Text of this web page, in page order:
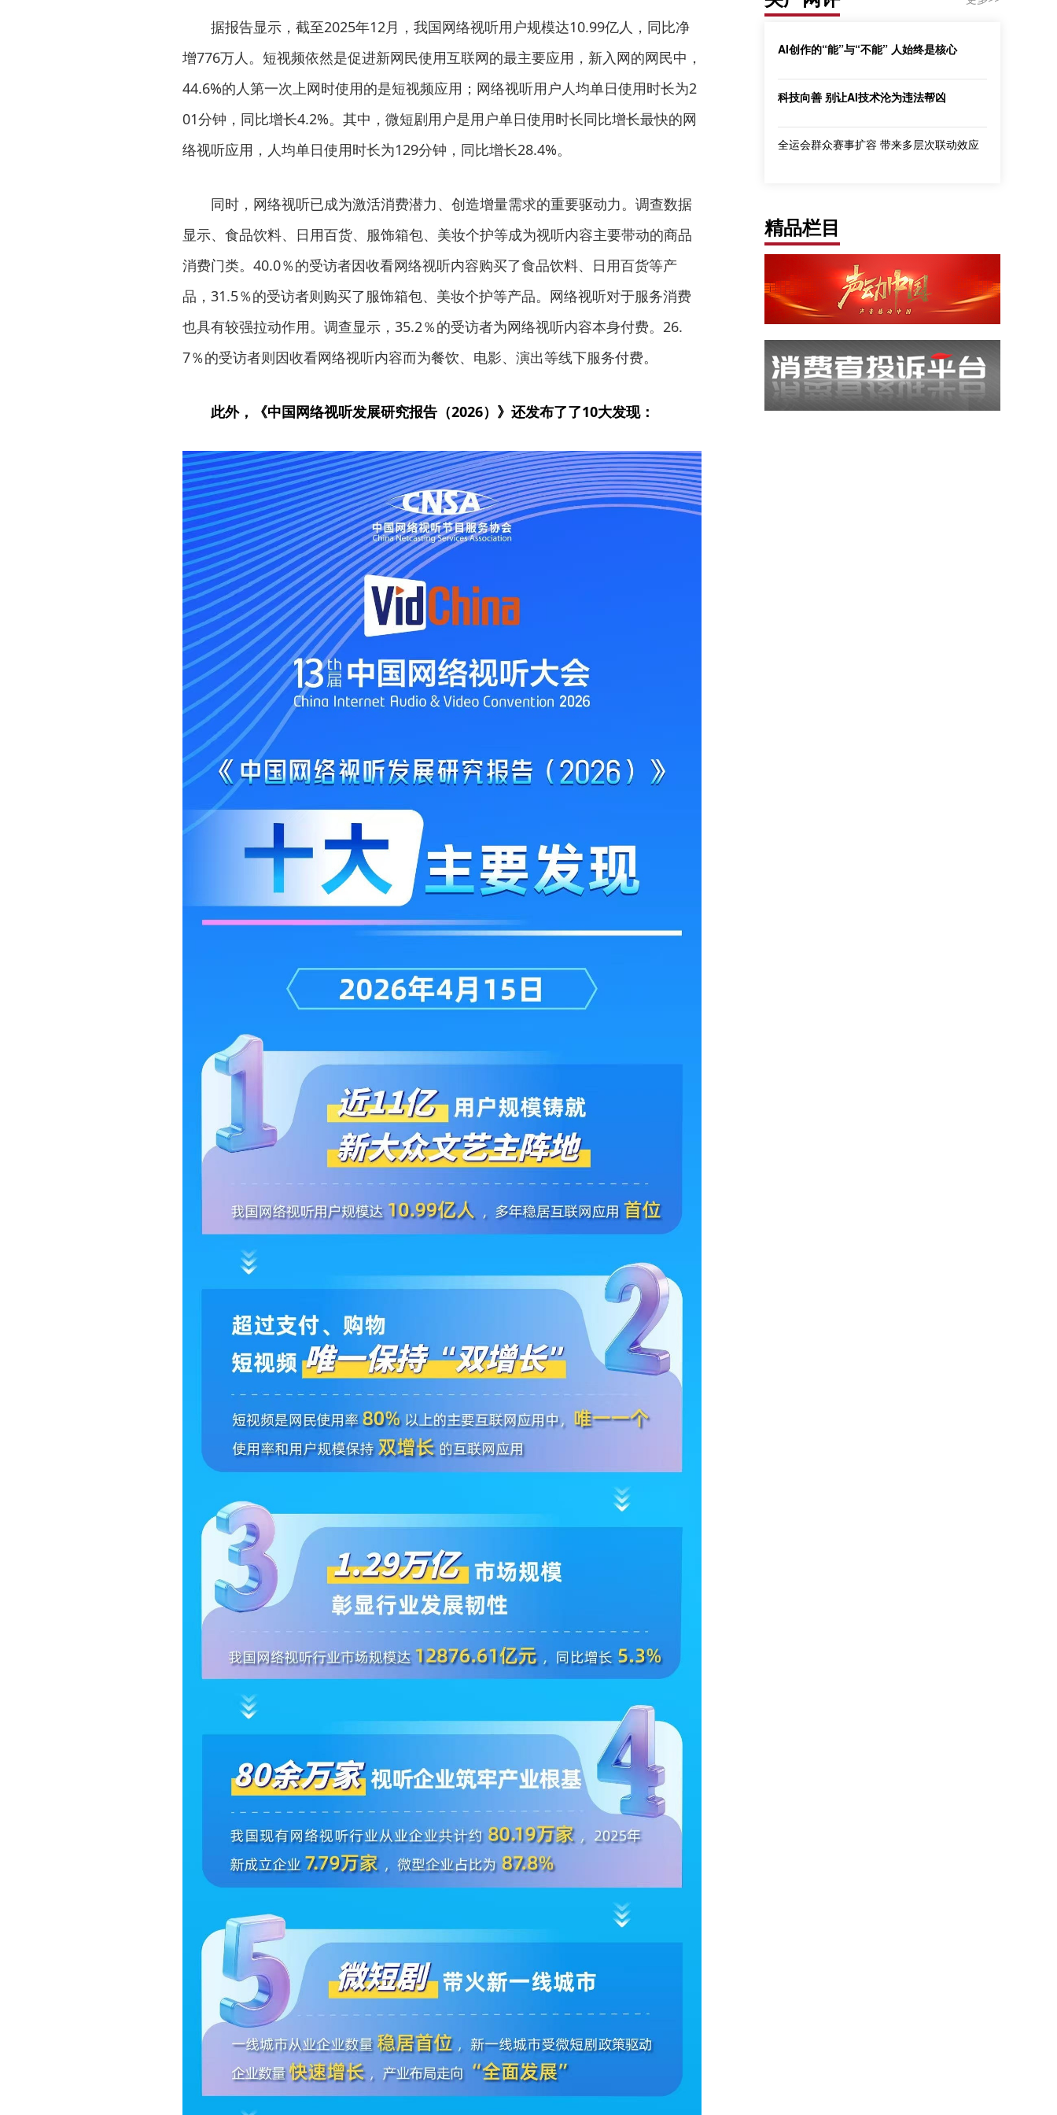
据报告显示，截至2025年12月，我国网络视听用户规模达10.99亿人，同比净
增776万人。短视频依然是促进新网民使用互联网的最主要应用，新入网的网民中，
44.6%的人第一次上网时使用的是短视频应用；网络视听用户人均单日使用时长为2
01分钟，同比增长4.2%。其中，微短剧用户是用户单日使用时长同比增长最快的网
络视听应用，人均单日使用时长为129分钟，同比增长28.4%。
同时，网络视听已成为激活消费潜力、创造增量需求的重要驱动力。调查数据
显示、食品饮料、日用百货、服饰箱包、美妆个护等成为视听内容主要带动的商品
消费门类。40.0％的受访者因收看网络视听内容购买了食品饮料、日用百货等产
品，31.5％的受访者则购买了服饰箱包、美妆个护等产品。网络视听对于服务消费
也具有较强拉动作用。调查显示，35.2％的受访者为网络视听内容本身付费。26.
7％的受访者则因收看网络视听内容而为餐饮、电影、演出等线下服务付费。
此外，《中国网络视听发展研究报告（2026）》还发布了了10大发现：
AI创作的“能”与“不能” 人始终是核心
科技向善 别让AI技术沦为违法帮凶
全运会群众赛事扩容 带来多层次联动效应
精品栏目